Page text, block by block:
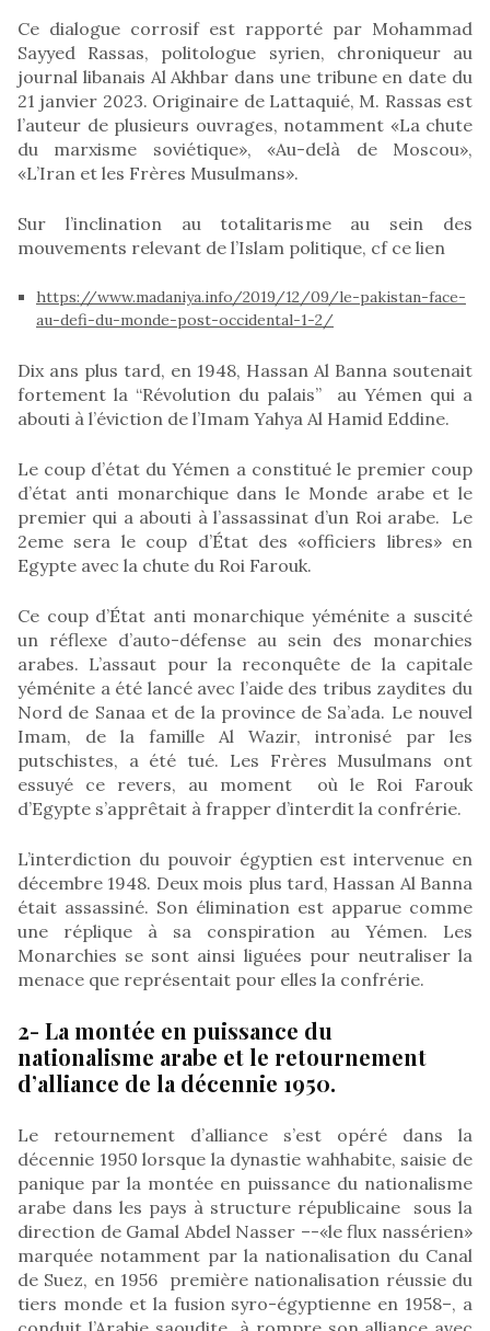
Ce dialogue corrosif est rapporté par Mohammad
Sayyed Rassas, politologue syrien, chroniqueur au
journal libanais Al Akhbar dans une tribune en date du
21 janvier 2023. Originaire de Lattaquié, M. Rassas est
l’auteur de plusieurs ouvrages, notamment «La chute
du marxisme soviétique», «Au-delà de Moscou»,
«L’Iran et les Frères Musulmans».
Sur l’inclination au totalitarisme au sein des
mouvements relevant de l’Islam politique, cf ce lien
https://www.madaniya.info/2019/12/09/le-pakistan-face-
au-defi-du-monde-post-occidental-1-2/
Dix ans plus tard, en 1948, Hassan Al Banna soutenait
fortement la “Révolution du palais” au Yémen qui a
abouti à l’éviction de l’Imam Yahya Al Hamid Eddine.
Le coup d’état du Yémen a constitué le premier coup
d’état anti monarchique dans le Monde arabe et le
premier qui a abouti à l’assassinat d’un Roi arabe. Le
2eme sera le coup d’État des «officiers libres» en
Egypte avec la chute du Roi Farouk.
Ce coup d’État anti monarchique yéménite a suscité
un réflexe d’auto-défense au sein des monarchies
arabes. L’assaut pour la reconquête de la capitale
yéménite a été lancé avec l’aide des tribus zaydites du
Nord de Sanaa et de la province de Sa’ada. Le nouvel
Imam, de la famille Al Wazir, intronisé par les
putschistes, a été tué. Les Frères Musulmans ont
essuyé ce revers, au moment où le Roi Farouk
d’Egypte s’apprêtait à frapper d’interdit la confrérie.
L’interdiction du pouvoir égyptien est intervenue en
décembre 1948. Deux mois plus tard, Hassan Al Banna
était assassiné. Son élimination est apparue comme
une réplique à sa conspiration au Yémen. Les
Monarchies se sont ainsi liguées pour neutraliser la
menace que représentait pour elles la confrérie.
2- La montée en puissance du
nationalisme arabe et le retournement
d’alliance de la décennie 1950.
Le retournement d’alliance s’est opéré dans la
décennie 1950 lorsque la dynastie wahhabite, saisie de
panique par la montée en puissance du nationalisme
arabe dans les pays à structure républicaine sous la
direction de Gamal Abdel Nasser –-«le flux nassérien»
marquée notamment par la nationalisation du Canal
de Suez, en 1956 première nationalisation réussie du
tiers monde et la fusion syro-égyptienne en 1958–, a